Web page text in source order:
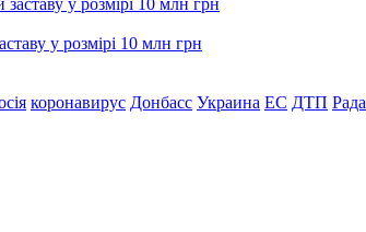
у розмірі 10 млн грн
коронавирус Донбасс Украина ЕС ДТП Рада